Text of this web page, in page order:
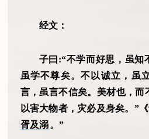
经文：
子曰:“不学而好思，虽知
虽学不尊矣。不以诚立，虽
言，虽言不信矣。美材也，而
以害大物者，灾必及身矣。”
胥及溺 。”